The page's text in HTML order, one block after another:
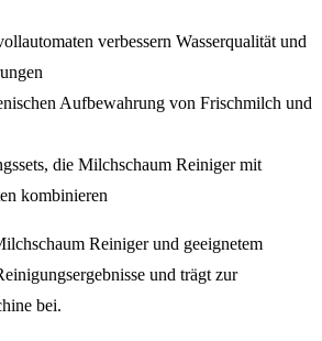
verbessern Wasserqualität und
Aufbewahrung von Frischmilch und
die Milchschaum Reiniger mit
kombinieren
Reiniger und geeignetem
und trägt zur
bei.